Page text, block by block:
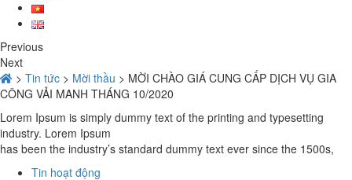
Previous
Next
> Tin tức > Mời thầu > MỜI CHÀO GIÁ CUNG CẤP DỊCH VỤ GIA
CÔNG VẢI MANH THÁNG 10/2020
Lorem Ipsum is simply dummy text of the printing and typesetting
industry. Lorem Ipsum
has been the industry’s standard dummy text ever since the 1500s,
Tin hoạt động